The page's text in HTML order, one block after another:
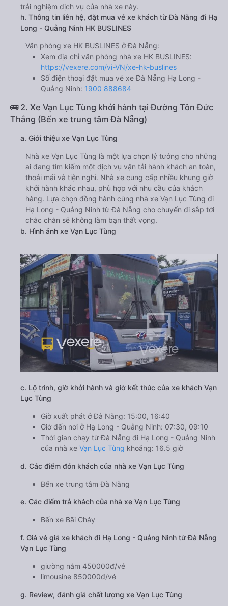
trải nghiệm dịch vụ của nhà xe này.
h. Thông tin liên hệ, đặt mua vé xe khách từ Đà Nẵng đi Hạ
Long - Quảng Ninh HK BUSLINES
Văn phòng xe HK BUSLINES ở Đà Nẵng:
Xem địa chỉ văn phòng nhà xe HK BUSLINES:
https://vexere.com/vi-VN/xe-hk-buslines
Số điện thoại đặt mua vé xe Đà Nẵng Hạ Long -
Quảng Ninh: 1900 888684
🚌 2. Xe Vạn Lục Tùng khởi hành tại Đường Tôn Đức
Thắng (Bến xe trung tâm Đà Nẵng)
a. Giới thiệu xe Vạn Lục Tùng
Nhà xe Vạn Lục Tùng là một lựa chọn lý tưởng cho những
ai đang tìm kiếm một dịch vụ vận tải hành khách an toàn,
thoải mái và tiện nghi. Nhà xe cung cấp nhiều khung giờ
khởi hành khác nhau, phù hợp với nhu cầu của khách
hàng. Lựa chọn đồng hành cùng nhà xe Vạn Lục Tùng đi
Hạ Long - Quảng Ninh từ Đà Nẵng cho chuyến đi sắp tới
chắc chắn sẽ không làm bạn thất vọng.
b. Hình ảnh xe Vạn Lục Tùng
c. Lộ trình, giờ khởi hành và giờ kết thúc của xe khách Vạn
Lục Tùng
Giờ xuất phát ở Đà Nẵng: 15:00, 16:40
Giờ đến nơi ở Hạ Long - Quảng Ninh: 07:30, 09:10
Thời gian chạy từ Đà Nẵng đi Hạ Long - Quảng Ninh
của nhà xe Vạn Lục Tùng khoảng: 16.5 giờ
d. Các điểm đón khách của nhà xe Vạn Lục Tùng
Bến xe trung tâm Đà Nẵng
e. Các điểm trả khách của nhà xe Vạn Lục Tùng
Bến xe Bãi Cháy
f. Giá vé giá xe khách đi Hạ Long - Quảng Ninh từ Đà Nẵng
Vạn Lục Tùng
giường nằm 450000đ/vé
limousine 850000đ/vé
g. Review, đánh giá chất lượng xe Vạn Lục Tùng